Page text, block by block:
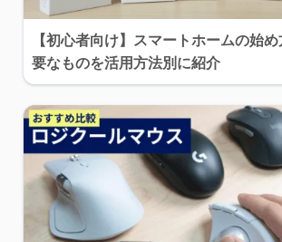
【初心者向け】スマートホームの始
要なものを活用方法別に紹介